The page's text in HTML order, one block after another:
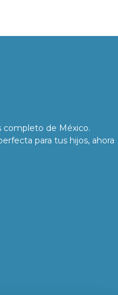
completo de México.
para tus hijos, ahora